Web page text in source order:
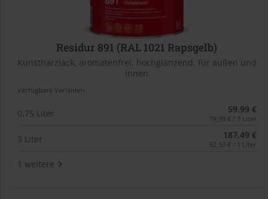
Residur 891 (RAL 1021 Rapsgelb)
Kunstharzlack, aromatenfrei, hochglänzend, für außen und
innen
Verfügbare Varianten
0,75 Liter 59,99 €
79,99 € / 1 Liter
3 Liter 187,49 €
62,50 € / 1 Liter
1 weitere